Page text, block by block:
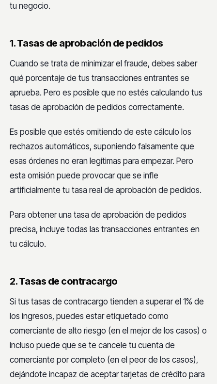
tu negocio.
1. Tasas de aprobación de pedidos
Cuando se trata de minimizar el fraude, debes saber
qué porcentaje de tus transacciones entrantes se
aprueba. Pero es posible que no estés calculando tus
tasas de aprobación de pedidos correctamente.
Es posible que estés omitiendo de este cálculo los
rechazos automáticos, suponiendo falsamente que
esas órdenes no eran legítimas para empezar. Pero
esta omisión puede provocar que se infle
artificialmente tu tasa real de aprobación de pedidos.
Para obtener una tasa de aprobación de pedidos
precisa, incluye todas las transacciones entrantes en
tu cálculo.
2. Tasas de contracargo
Si tus tasas de contracargo tienden a superar el 1% de
los ingresos, puedes estar etiquetado como
comerciante de alto riesgo (en el mejor de los casos) o
incluso puede que se te cancele tu cuenta de
comerciante por completo (en el peor de los casos),
dejándote incapaz de aceptar tarjetas de crédito para